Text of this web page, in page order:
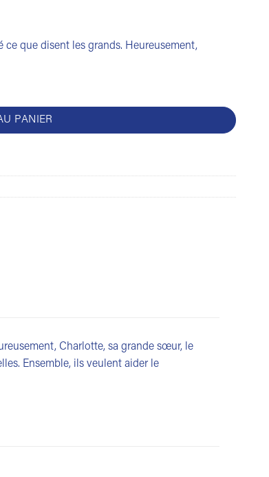
que disent les grands. Heureusement,
PANIER
Charlotte, sa grande sœur, le
Ensemble, ils veulent aider le